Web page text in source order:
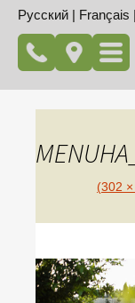
Русский | Français |